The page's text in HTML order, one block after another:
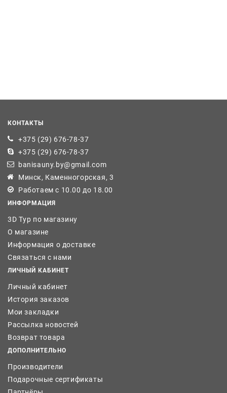
КОНТАКТЫ
+375 (29) 676-78-37
+375 (29) 676-78-37
banisauny.by@gmail.com
Минск, Каменногорская, 3
Работаем с 10.00 до 18.00
ИНФОРМАЦИЯ
3D Тур по магазину
О магазине
Информация о доставке
Связаться с нами
ЛИЧНЫЙ КАБИНЕТ
Личный кабинет
История заказов
Мои закладки
Рассылка новостей
Возврат товара
ДОПОЛНИТЕЛЬНО
Производители
Подарочные сертификаты